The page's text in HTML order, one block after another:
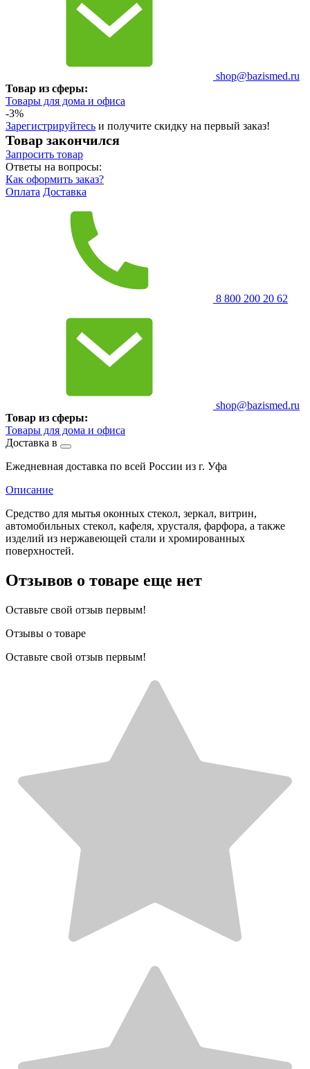
shop@bazismed.ru
Товар из сферы:
Товары для дома и офиса
-3%
Зарегистрируйтесь и получите скидку на первый заказ!
Товар закончился
Запросить товар
Ответы на вопросы:
Как оформить заказ?
Оплата Доставка
8 800 200 20 62
shop@bazismed.ru
Товар из сферы:
Товары для дома и офиса
Доставка в
Ежедневная доставка по всей России из г. Уфа
Описание
Средство для мытья оконных стекол, зеркал, витрин,
автомобильных стекол, кафеля, хрусталя, фарфора, а также
изделий из нержавеющей стали и хромированных
поверхностей.
Отзывов о товаре еще нет
Оставьте свой отзыв первым!
Отзывы о товаре
Оставьте свой отзыв первым!